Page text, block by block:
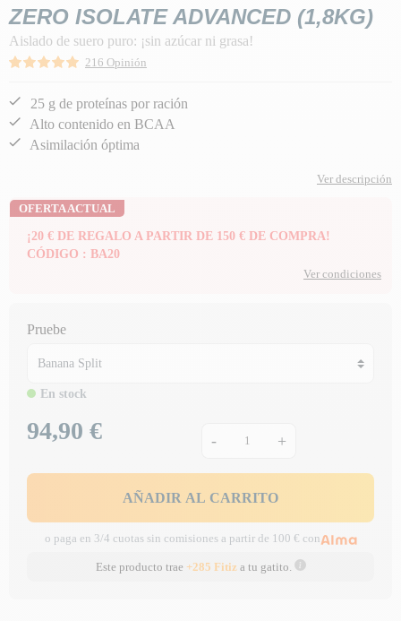
ZERO ISOLATE ADVANCED (1,8KG)
Aislado de suero puro: ¡sin azúcar ni grasa!
216 Opinión
25 g de proteínas por ración
Alto contenido en BCAA
Asimilación óptima
Ver descripción
OFERTA ACTUAL
¡20 € DE REGALO A PARTIR DE 150 € DE COMPRA!
CÓDIGO : BA20
Ver condiciones
Pruebe
En stock
Precio
94,90 € - +
AÑADIR AL CARRITO
o paga en 3/4 cuotas sin comisiones a partir de 100 € con
Este producto trae +285 Fitiza tu gatito.